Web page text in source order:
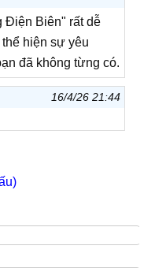
Điện Biên" rất dễ
hiện sự yêu
đã không từng có.
16/4/26 21:44